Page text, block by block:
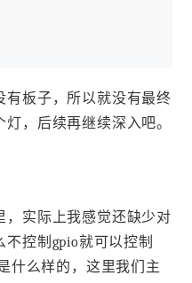
有板子，所以就没有最终
，后续再继续深入吧。
，实际上我感觉还缺少对
控制gpio就可以控制
什么样的，这里我们主